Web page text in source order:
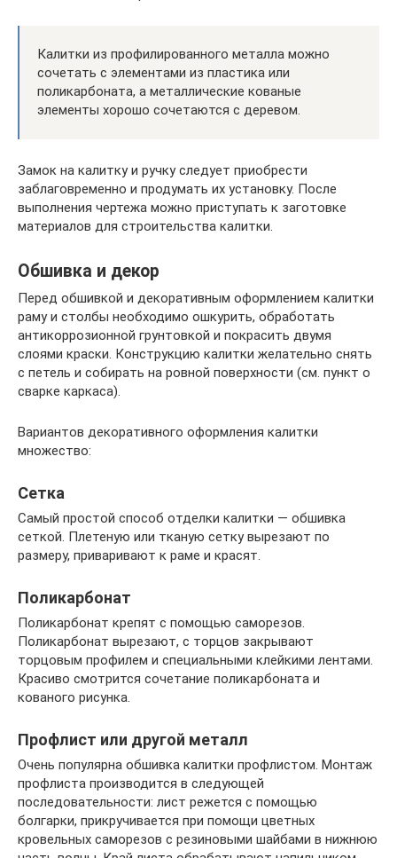
Калитки из профилированного металла можно
сочетать с элементами из пластика или
поликарбоната, а металлические кованые
элементы хорошо сочетаются с деревом.
Замок на калитку и ручку следует приобрести
заблаговременно и продумать их установку. После
выполнения чертежа можно приступать к заготовке
материалов для строительства калитки.
Обшивка и декор
Перед обшивкой и декоративным оформлением калитки
раму и столбы необходимо ошкурить, обработать
антикоррозионной грунтовкой и покрасить двумя
слоями краски. Конструкцию калитки желательно снять
с петель и собирать на ровной поверхности (см. пункт о
сварке каркаса).
Вариантов декоративного оформления калитки
множество:
Сетка
Самый простой способ отделки калитки — обшивка
сеткой. Плетеную или тканую сетку вырезают по
размеру, приваривают к раме и красят.
Поликарбонат
Поликарбонат крепят с помощью саморезов.
Поликарбонат вырезают, с торцов закрывают
торцовым профилем и специальными клейкими лентами.
Красиво смотрится сочетание поликарбоната и
кованого рисунка.
Профлист или другой металл
Очень популярна обшивка калитки профлистом. Монтаж
профлиста производится в следующей
последовательности: лист режется с помощью
болгарки, прикручивается при помощи цветных
кровельных саморезов с резиновыми шайбами в нижнюю